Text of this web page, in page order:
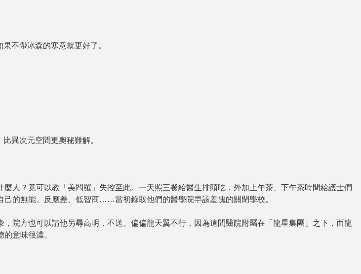
不帶冰森的寒意就更好了。
異次元空間更奧秘難解。
？竟可以教「美閻羅」失控至此。一天照三餐給醫生排頭吃，外加上午茶、下午茶時間給護士們
己的無能、反應差、低智商……當初錄取他們的醫學院早該羞愧的關閉學校。
方也可以請他另尋高明，不送。偏偏龍天翼不行，因為這間醫院附屬在「龍星集團」之下，而龍
意味很濃。